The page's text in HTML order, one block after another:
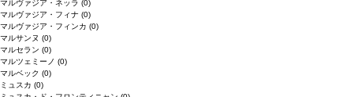
マルヴァジア・ネッラ (0)
マルヴァジア・フィナ (0)
マルヴァジア・フィンカ (0)
マルサンヌ (0)
マルセラン (0)
マルツェミーノ (0)
マルベック (0)
ミュスカ (0)